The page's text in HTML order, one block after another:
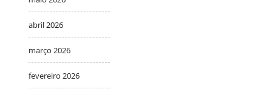
abril 2026
março 2026
fevereiro 2026